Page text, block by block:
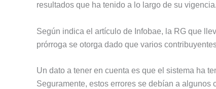
resultados que ha tenido a lo largo de su vigencia.
Según indica el artículo de Infobae, la RG que
prórroga se otorga dado que varios
Un dato a tener en cuenta es que el sistema ha
Seguramente, estos errores se debían a